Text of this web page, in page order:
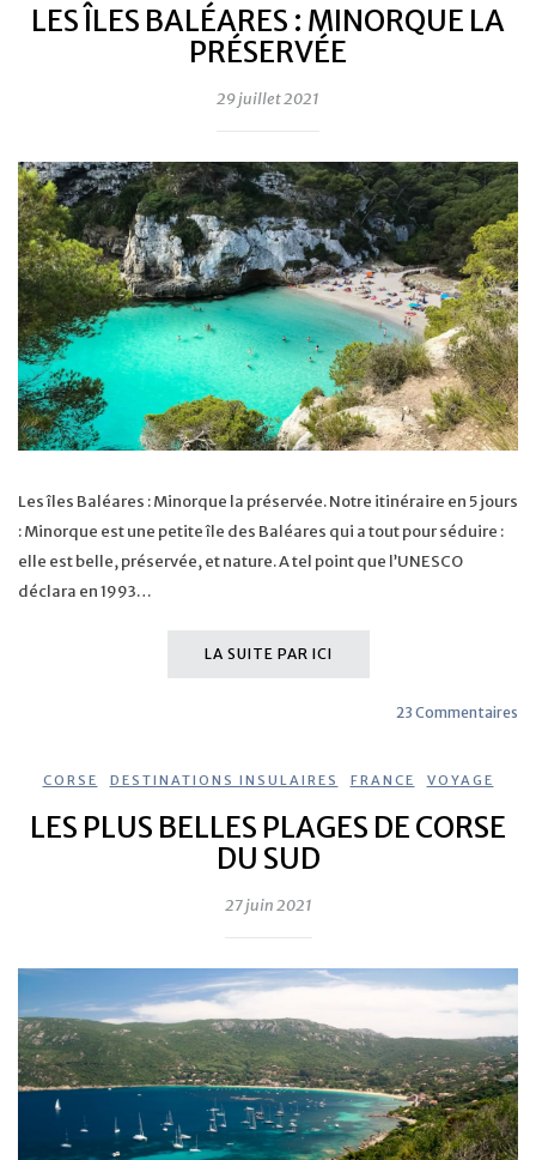
LES ÎLES BALÉARES : MINORQUE LA
PRÉSERVÉE
29 juillet 2021
Les îles Baléares : Minorque la préservée. Notre itinéraire en 5 jours
: Minorque est une petite île des Baléares qui a tout pour séduire :
elle est belle, préservée, et nature. A tel point que l’UNESCO
déclara en 1993…
LA SUITE PAR ICI
23 Commentaires
CORSE DESTINATIONS INSULAIRES FRANCE VOYAGE
LES PLUS BELLES PLAGES DE CORSE
DU SUD
27 juin 2021